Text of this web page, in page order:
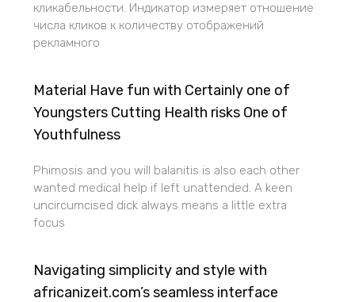
кликабельности. Индикатор измеряет отношение
числа кликов к количеству отображений
рекламного
Material Have fun with Certainly one of
Youngsters Cutting Health risks One of
Youthfulness
Phimosis and you will balanitis is also each other
wanted medical help if left unattended. A keen
uncircumcised dick always means a little extra
focus
Navigating simplicity and style with
africanizeit.com’s seamless interface